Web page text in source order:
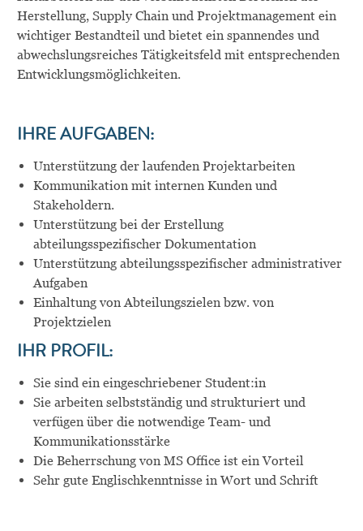
Herstellung, Supply Chain und Projektmanagement ein
wichtiger Bestandteil und bietet ein spannendes und
abwechslungsreiches Tätigkeitsfeld mit entsprechenden
Entwicklungsmöglichkeiten.
IHRE AUFGABEN:
Unterstützung der laufenden Projektarbeiten
Kommunikation mit internen Kunden und
Stakeholdern.
Unterstützung bei der Erstellung
abteilungsspezifischer Dokumentation
Unterstützung abteilungsspezifischer administrativer
Aufgaben
Einhaltung von Abteilungszielen bzw. von
Projektzielen
IHR PROFIL:
Sie sind ein eingeschriebener Student:in
Sie arbeiten selbstständig und strukturiert und
verfügen über die notwendige Team- und
Kommunikationsstärke
Die Beherrschung von MS Office ist ein Vorteil
Sehr gute Englischkenntnisse in Wort und Schrift